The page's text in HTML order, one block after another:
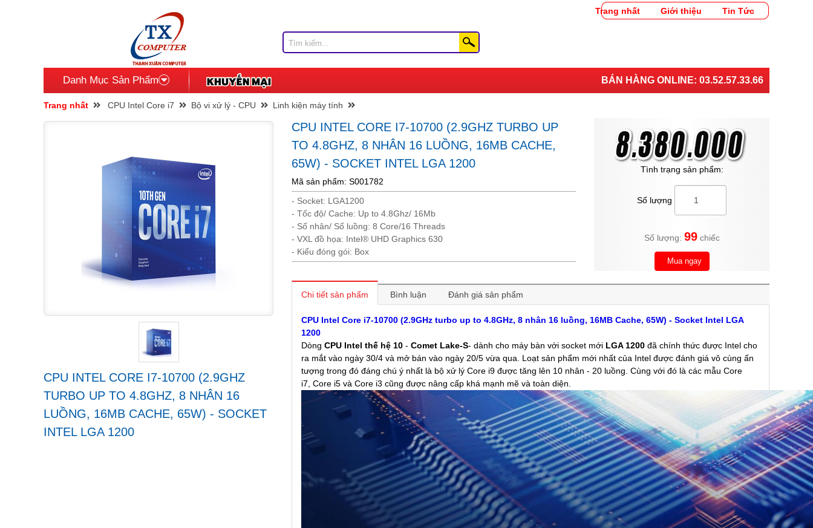
Trang nhất Giới thiệu Tin Tức
Danh Mục Sản Phẩm BÁN HÀNG ONLINE: 03.52.57.33.66
Trang nhất CPU Intel Core i7 Bộ vi xử lý - CPU Linh kiện máy tính
CPU INTEL CORE I7-10700 (2.9GHZ
TURBO UP TO 4.8GHZ, 8 NHÂN 16
LUỒNG, 16MB CACHE, 65W) - SOCKET
INTEL LGA 1200
CPU INTEL CORE I7-10700 (2.9GHZ TURBO UP
TO 4.8GHZ, 8 NHÂN 16 LUỒNG, 16MB CACHE,
65W) - SOCKET INTEL LGA 1200
Mã sản phẩm: S001782
- Socket: LGA1200
- Tốc độ/ Cache: Up to 4.8Ghz/ 16Mb
- Số nhân/ Số luồng: 8 Core/16 Threads
- VXL đồ họa: Intel® UHD Graphics 630
- Kiểu đóng gói: Box
Tình trạng sản phẩm:
Số lượng
Số lượng: 99chiếc
Mua ngay
Chi tiết sản phẩm Bình luận Đánh giá sản phẩm
CPU Intel Core i7-10700 (2.9GHz turbo up to 4.8GHz, 8 nhân 16 luồng, 16MB Cache, 65W) - Socket Intel LGA
1200
Dòng CPU Intel thế hệ 10 - Comet Lake-S- dành cho máy bàn với socket mới LGA 1200 đã chính thức được Intel cho
ra mắt vào ngày 30/4 và mở bán vào ngày 20/5 vừa qua. Loạt sản phẩm mới nhất của Intel được đánh giá vô cùng ấn
tượng trong đó đáng chú ý nhất là bộ xử lý Core i9 được tăng lên 10 nhân - 20 luồng. Cùng với đó là các mẫu Core
i7, Core i5 và Core i3 cũng được nâng cấp khá mạnh mẽ và toàn diện.